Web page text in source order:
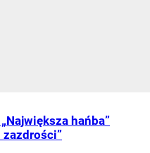
hańba”
zazdrości”